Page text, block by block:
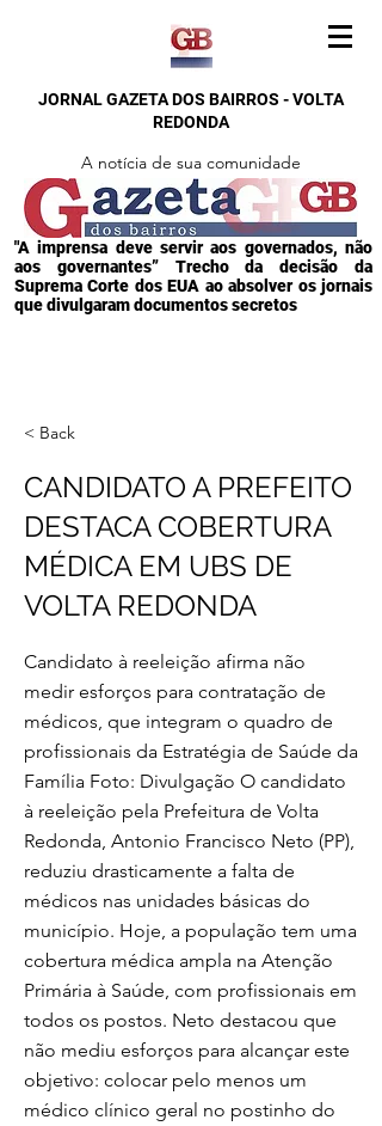
JORNAL GAZETA DOS BAIRROS - VOLTA
REDONDA
A notícia de sua comunidade
"A imprensa deve servir aos governados, não
aos governantes” Trecho da decisão da
Suprema Corte dos EUA ao absolver os jornais
que divulgaram documentos secretos
< Back
CANDIDATO A PREFEITO
DESTACA COBERTURA
MÉDICA EM UBS DE
VOLTA REDONDA
Candidato à reeleição afirma não
medir esforços para contratação de
médicos, que integram o quadro de
profissionais da Estratégia de Saúde da
Família Foto: Divulgação O candidato
à reeleição pela Prefeitura de Volta
Redonda, Antonio Francisco Neto (PP),
reduziu drasticamente a falta de
médicos nas unidades básicas do
município. Hoje, a população tem uma
cobertura médica ampla na Atenção
Primária à Saúde, com profissionais em
todos os postos. Neto destacou que
não mediu esforços para alcançar este
objetivo: colocar pelo menos um
médico clínico geral no postinho do